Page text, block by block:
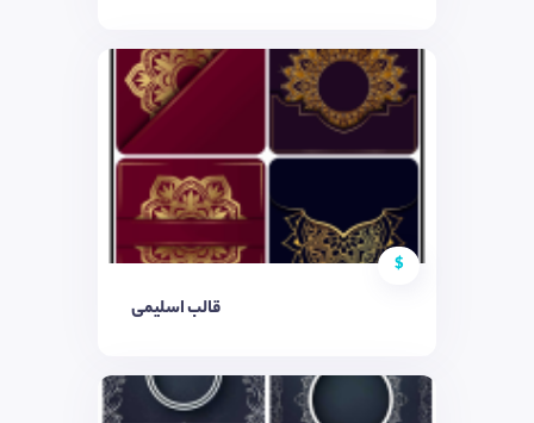
$
قالب اسلیمی